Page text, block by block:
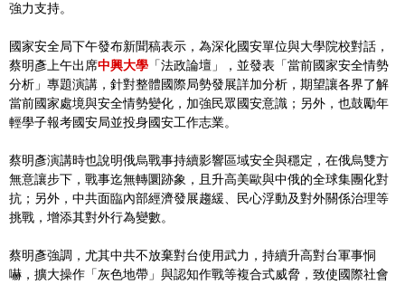
強力支持。
國家安全局下午發布新聞稿表示，為深化國安單位與大學院校對話，
蔡明彥上午出席中興大學 「法政論壇」，並發表「當前國家安全情勢
分析」專題演講，針對整體國際局勢發展詳加分析，期望讓各界了解
當前國家處境與安全情勢變化，加強民眾國安意識；另外，也鼓勵年
輕學子報考國安局並投身國安工作志業。
蔡明彥演講時也說明俄烏戰事持續影響區域安全與穩定，在俄烏雙方
無意讓步下，戰事迄無轉圜跡象，且升高美歐與中俄的全球集團化對
抗；另外，中共面臨內部經濟發展趨緩、民心浮動及對外關係治理等
挑戰，增添其對外行為變數。
蔡明彥強調，尤其中共不放棄對台使用武力，持續升高對台軍事恫
嚇，擴大操作「灰色地帶」與認知作戰等複合式威脅，致使國際社會